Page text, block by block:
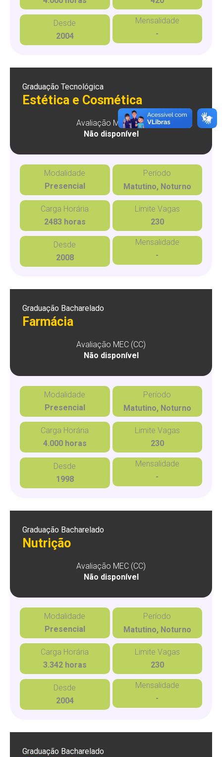
Desde
2004
Mensalidade
-
Graduação Tecnológica
Estética e Cosmética
Avaliação MEC (CC)
Não disponível
Modalidade
Presencial
Período
Matutino, Noturno
Carga Horária
2483 horas
Limite Vagas
230
Desde
2008
Mensalidade
-
Graduação Bacharelado
Farmácia
Avaliação MEC (CC)
Não disponível
Modalidade
Presencial
Período
Matutino, Noturno
Carga Horária
4.000 horas
Limite Vagas
230
Desde
1998
Mensalidade
-
Graduação Bacharelado
Nutrição
Avaliação MEC (CC)
Não disponível
Modalidade
Presencial
Período
Matutino, Noturno
Carga Horária
3.342 horas
Limite Vagas
230
Desde
2004
Mensalidade
-
Graduação Bacharelado